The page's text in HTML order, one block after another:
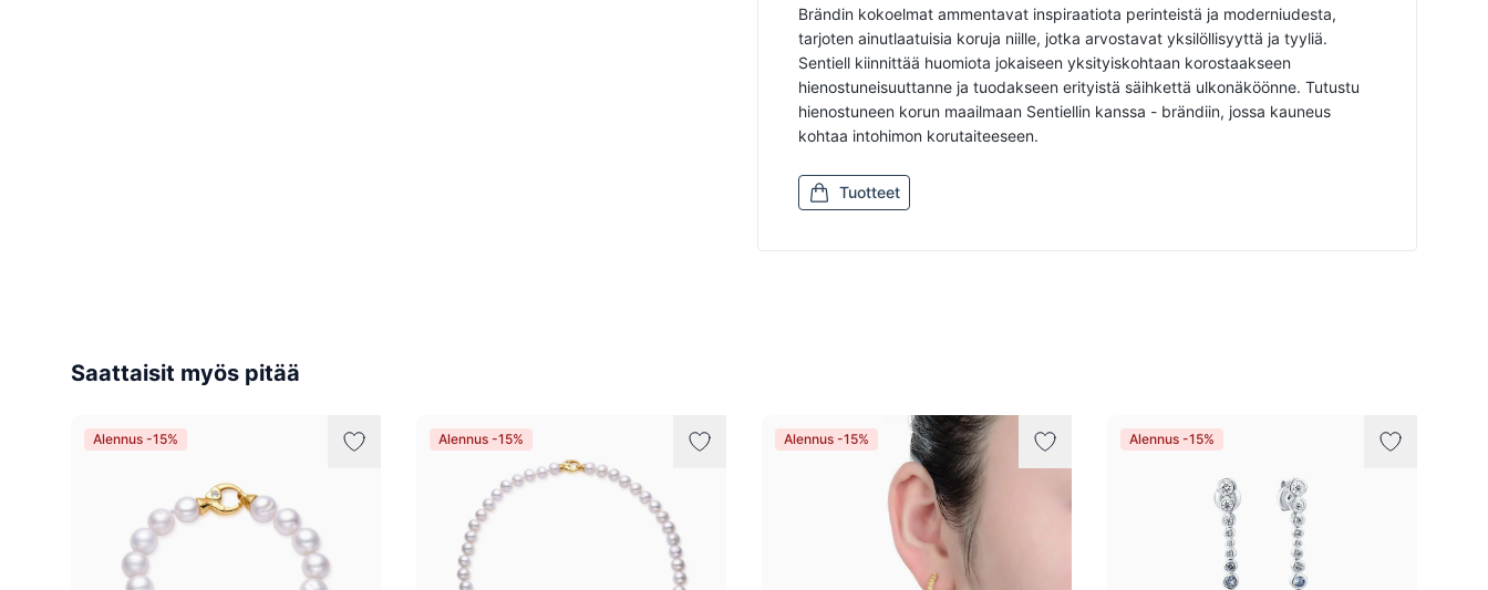
Brändin kokoelmat ammentavat inspiraatiota perinteistä ja moderniudesta,
tarjoten ainutlaatuisia koruja niille, jotka arvostavat yksilöllisyyttä ja tyyliä.
Sentiell kiinnittää huomiota jokaiseen yksityiskohtaan korostaakseen
hienostuneisuuttanne ja tuodakseen erityistä säihkettä ulkonäköönne. Tutustu
hienostuneen korun maailmaan Sentiellin kanssa - brändiin, jossa kauneus
kohtaa intohimon korutaiteeseen.
Tuotteet
Saattaisit myös pitää
Alennus -15% Alennus -15% Alennus -15% Alennus -15%